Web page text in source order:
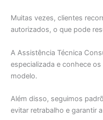
Muitas vezes, clientes
autorizados, o que pode
A Assistência Técnica
especializada e conhece
modelo.
Além disso, seguimos
evitar retrabalho e garantir